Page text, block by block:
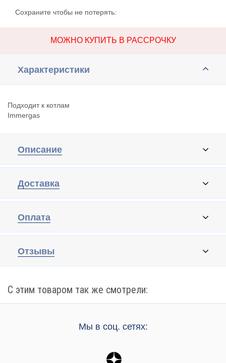
Сохраните чтобы не потерять:
МОЖНО КУПИТЬ В РАССРОЧКУ
Характеристики
Подходит к котлам
Immergas
Описание
Доставка
Оплата
Отзывы
С этим товаром так же смотрели:
Мы в соц. сетях: